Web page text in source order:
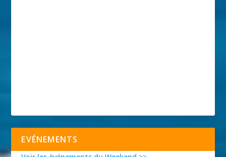
EVÉNEMENTS